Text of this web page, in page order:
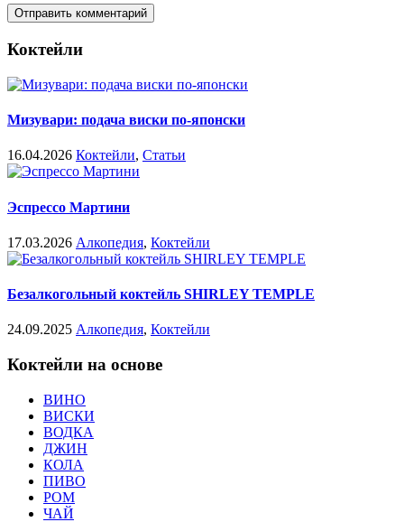
Коктейли
Мизувари: подача виски по-японски
16.04.2026 Коктейли, Статьи
Эспрессо Мартини
17.03.2026 Алкопедия, Коктейли
Безалкогольный коктейль SHIRLEY TEMPLE
24.09.2025 Алкопедия, Коктейли
Коктейли на основе
ВИНО
ВИСКИ
ВОДКА
ДЖИН
КОЛА
ПИВО
РОМ
ЧАЙ